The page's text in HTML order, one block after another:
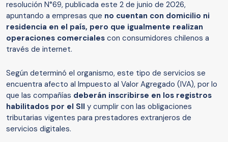
resolución N°69, publicada este 2 de junio de 2026,
apuntando a empresas que no cuentan con domicilio ni
residencia en el país, pero que igualmente realizan
operaciones comerciales con consumidores chilenos a
través de internet.
Según determinó el organismo, este tipo de servicios se
encuentra afecto al Impuesto al Valor Agregado (IVA), por lo
que las compañías deberán inscribirse en los registros
habilitados por el SII y cumplir con las obligaciones
tributarias vigentes para prestadores extranjeros de
servicios digitales.